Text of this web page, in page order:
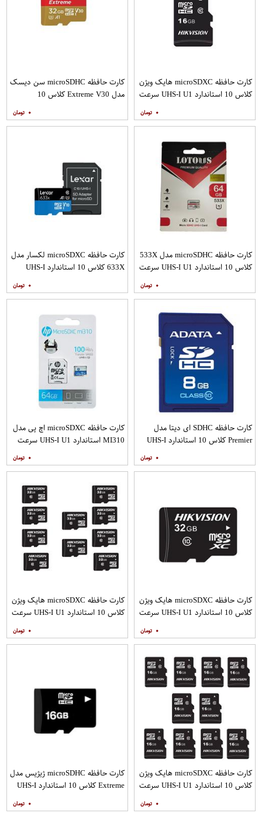
کارت حافظه microSDXC هایک ویژن
کلاس 10 استاندارد UHS-I U1 سرعت
۰
کارت حافظه microSDHC سن دیسک
مدل Extreme V30 کلاس 10
160MBps ظرفیت 32 گیگابایت
۰
کارت حافظه microSDHC مدل 533X
کلاس 10 استاندارد UHS-I U1 سرعت
۰
کارت حافظه microSDXC لکسار مدل
633X کلاس 10 استاندارد UHS-I
گیگابایت به همراه آداپتور SD
۰
کارت حافظه SDHC ای دیتا مدل
Premier کلاس 10 استاندارد UHS-I
گیگابایت
۰
کارت حافظه microSDXC اچ پی مدل
MI310 استاندارد UHS-I U1 سرعت
همراه آداپتور SD
۰
کارت حافظه microSDXC هایک ویژن
کلاس 10 استاندارد UHS-I U1 سرعت
۰
کارت حافظه microSDXC هایک ویژن
کلاس 10 استاندارد UHS-I U1 سرعت
100MBps ظرفیت 32 گیگابایت بسته
10 عددی
۰
کارت حافظه microSDXC هایک ویژن
کلاس 10 استاندارد UHS-I U1 سرعت
80MBps ظرفیت 16 گیگابایت بسته
10 عددی
۰
کارت حافظه microSDHC ژیژیس مدل
Extreme کلاس 10 استاندارد UHS-I
گیگابایت
۰